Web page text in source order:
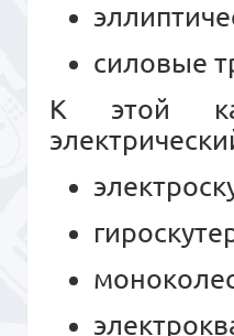
силовые
К этой